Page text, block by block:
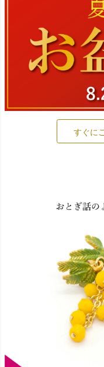
すぐに